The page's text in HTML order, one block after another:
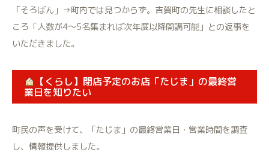
「そろばん」→町内では見つからず。吉賀町の先生に相談したと
ころ「人数が4〜5名集まれば次年度以降開講可能」との返事を
いただきました。
【くらし】閉店予定のお店「たじま」の最終営
業日を知りたい
町民の声を受けて、「たじま」の最終営業日・営業時間を調査
し、情報提供しました。